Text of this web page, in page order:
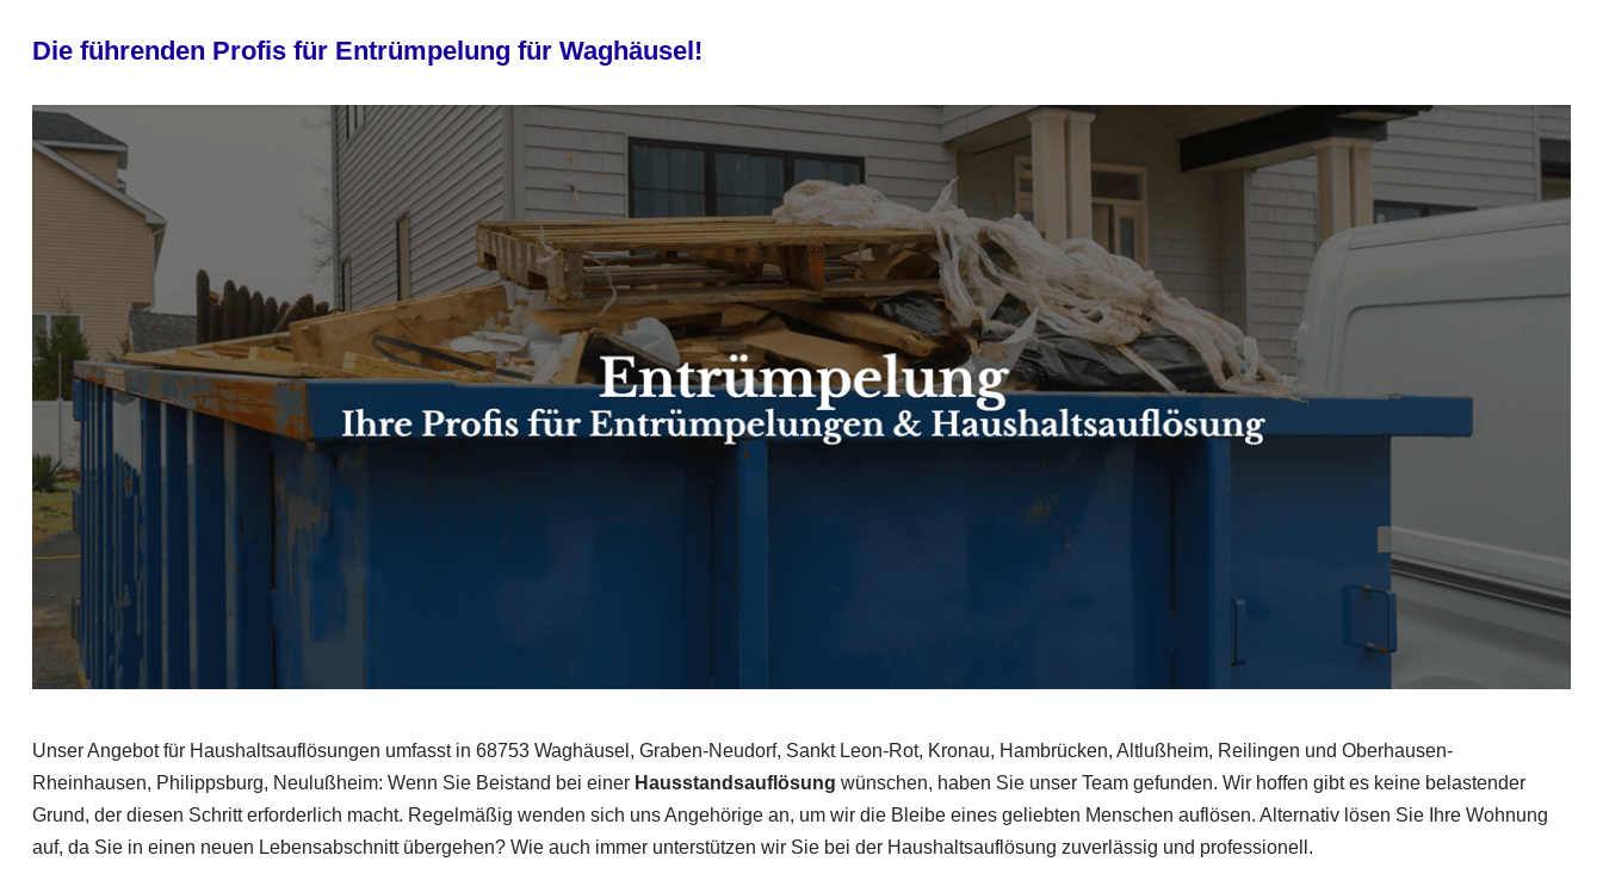
Die führenden Profis für Entrümpelung für Waghäusel!
Unser Angebot für Haushaltsauflösungen umfasst in 68753 Waghäusel, Graben-Neudorf, Sankt Leon-Rot, Kronau, Hambrücken, Altlußheim, Reilingen und Oberhausen-
Rheinhausen, Philippsburg, Neulußheim: Wenn Sie Beistand bei einer Hausstandsauflösung wünschen, haben Sie unser Team gefunden. Wir hoffen gibt es keine belastender
Grund, der diesen Schritt erforderlich macht. Regelmäßig wenden sich uns Angehörige an, um wir die Bleibe eines geliebten Menschen auflösen. Alternativ lösen Sie Ihre Wohnung
auf, da Sie in einen neuen Lebensabschnitt übergehen? Wie auch immer unterstützen wir Sie bei der Haushaltsauflösung zuverlässig und professionell.